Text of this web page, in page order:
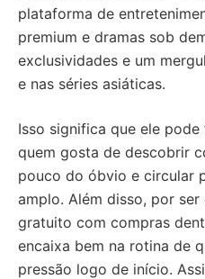
plataforma de
premium e dramas sob
exclusividades e um
e nas séries asiáticas.
Isso significa que ele
quem gosta de descobrir
pouco do óbvio e circular
amplo. Além disso, por
gratuito com compras
encaixa bem na rotina de
pressão logo de início.